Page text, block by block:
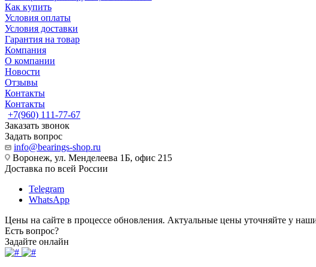
Как купить
Условия оплаты
Условия доставки
Гарантия на товар
Компания
О компании
Новости
Отзывы
Контакты
Контакты
+7(960) 111-77-67
Заказать звонок
Задать вопрос
info@bearings-shop.ru
Воронеж, ул. Менделеева 1Б, офис 215
Доставка по всей России
Telegram
WhatsApp
Цены на сайте в процессе обновления. Актуальные цены уточняйте у
Есть вопрос?
Задайте онлайн